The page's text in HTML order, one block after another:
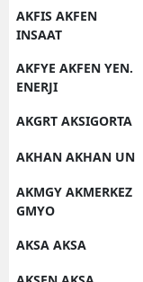
AKFIS AKFEN
INSAAT
AKFYE AKFEN YEN.
ENERJI
AKGRT AKSIGORTA
AKHAN AKHAN UN
AKMGY AKMERKEZ
GMYO
AKSA AKSA